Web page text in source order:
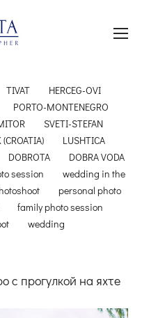
TIVAT
HERCEG-OVI
PORTO-MONTENEGRO
SVETI-STEFAN
LUSHTICA
DOBROTA
DOBRA VODA
session
wedding in the
personal photo
family photo session
wedding
с прогулкой на яхте